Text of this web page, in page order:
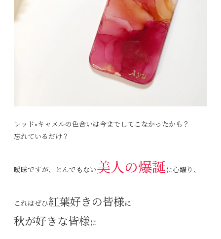
レッド×キャメルの色合いは今までしてこなかったかも？
忘れているだけ？
曖昧ですが、とんでもない美人の爆誕に心躍り、
これはぜひ紅葉好きの皆様に
秋が好きな皆様に